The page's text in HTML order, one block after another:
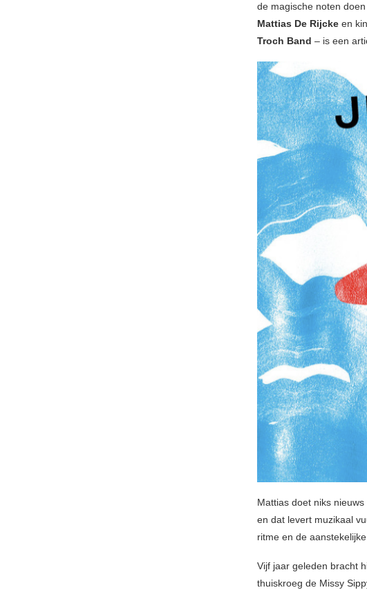
de magische noten
Mattias De Rijcke en
Troch Band – is een
Mattias doet niks
en dat levert muzikaal
ritme en de
Vijf jaar geleden bracht
thuiskroeg de Missy